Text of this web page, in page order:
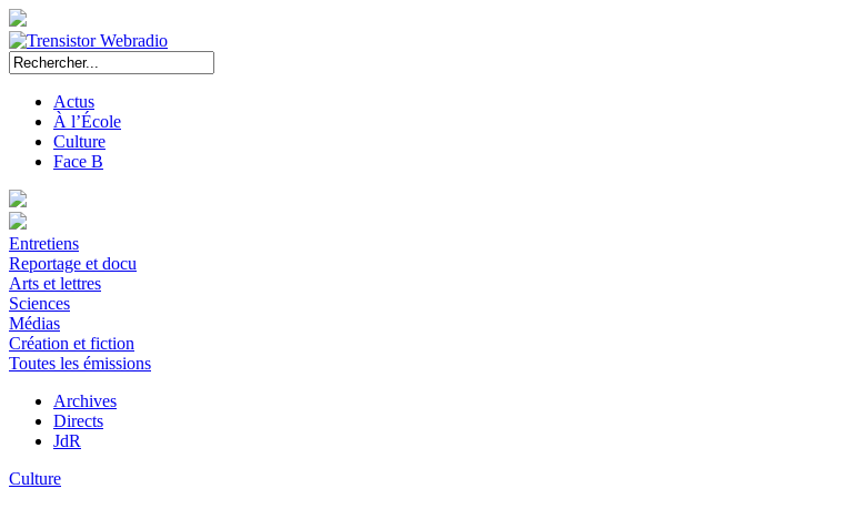
Actus
À l’École
Culture
Face B
Entretiens
Reportage et docu
Arts et lettres
Sciences
Médias
Création et fiction
Toutes les émissions
Archives
Directs
JdR
Culture